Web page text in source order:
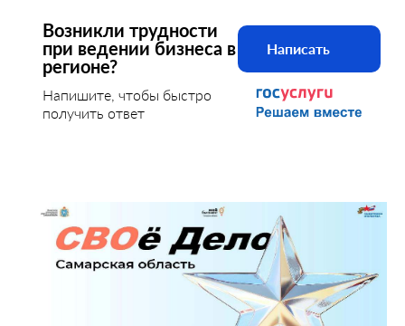
Возникли трудности
при ведении бизнеса в
регионе?
Напишите, чтобы быстро
получить ответ
Написать